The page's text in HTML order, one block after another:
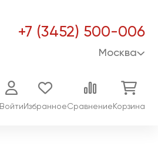
+7 (3452) 500-006
Москва
Войти ИзбранноеСравнение Корзина